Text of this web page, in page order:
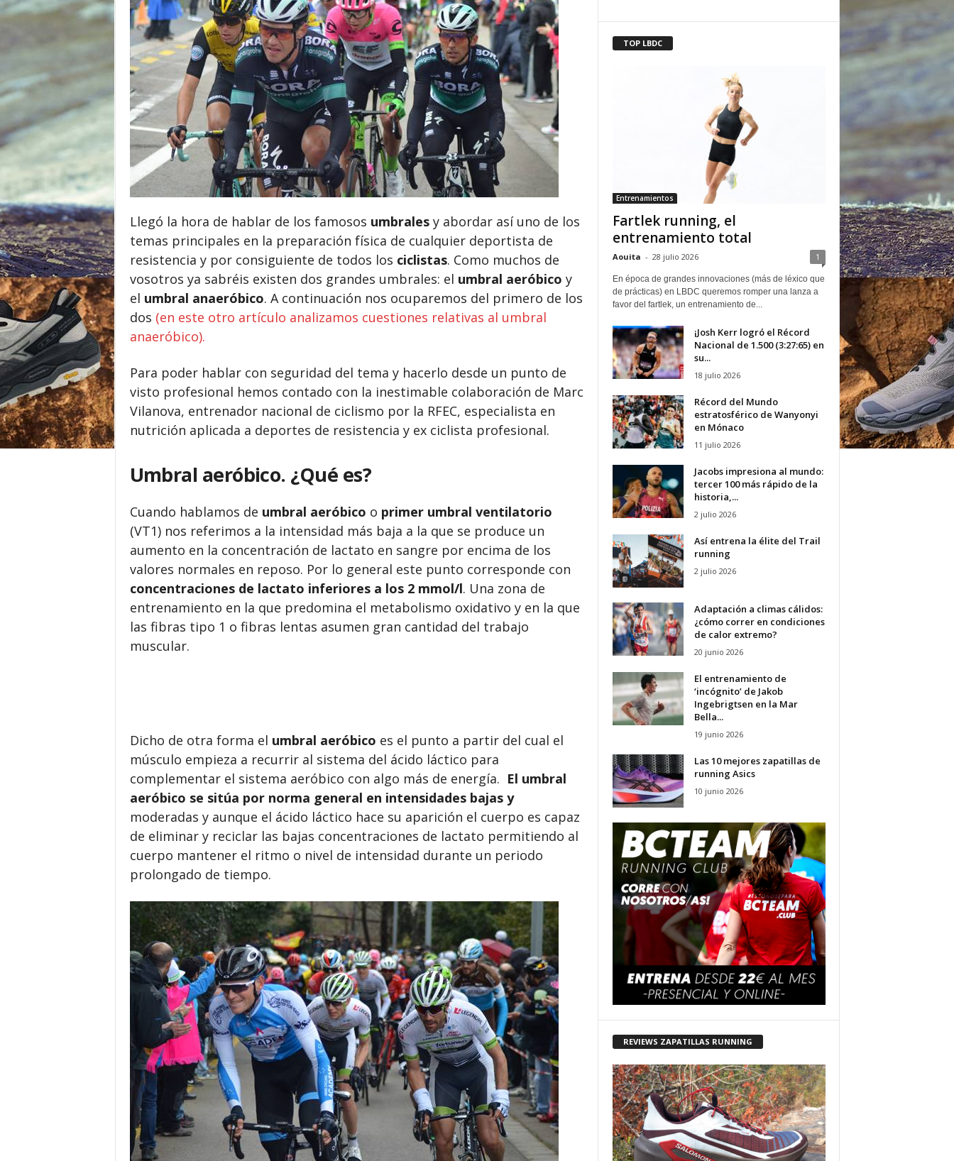
Llegó la hora de hablar de los famosos umbralesy abordar así uno de los
temas principales en la preparación física de cualquier deportista de
resistencia y por consiguiente de todos los ciclistas. Como muchos de
vosotros ya sabréis existen dos grandes umbrales: el umbral aeróbico y
el umbral anaeróbico. A continuación nos ocuparemos del primero de los
dos (en este otro artículo analizamos cuestiones relativas al umbral
anaeróbico).
Para poder hablar con seguridad del tema y hacerlo desde un punto de
visto profesional hemos contado con la inestimable colaboración de Marc
Vilanova, entrenador nacional de ciclismo por la RFEC, especialista en
nutrición aplicada a deportes de resistencia y ex ciclista profesional.
Umbral aeróbico. ¿Qué es?
Cuando hablamos de umbral aeróbico o primer umbral ventilatorio
(VT1) nos referimos a la intensidad más baja a la que se produce un
aumento en la concentración de lactato en sangre por encima de los
valores normales en reposo. Por lo general este punto corresponde con
concentraciones de lactato inferiores a los 2 mmol/l. Una zona de
entrenamiento en la que predomina el metabolismo oxidativo y en la que
las fibras tipo 1 o fibras lentas asumen gran cantidad del trabajo
muscular.
Dicho de otra forma el umbral aeróbico es el punto a partir del cual el
músculo empieza a recurrir al sistema del ácido láctico para
complementar el sistema aeróbico con algo más de energía. El umbral
aeróbico se sitúa por norma general en intensidades bajas y
moderadas y aunque el ácido láctico hace su aparición el cuerpo es capaz
de eliminar y reciclar las bajas concentraciones de lactato permitiendo al
cuerpo mantener el ritmo o nivel de intensidad durante un periodo
prolongado de tiempo.
TOP LBDC
Entrenamientos
Fartlek running, el
entrenamiento total
Aouita - 28 julio 2026 1
En época de grandes innovaciones (más de léxico que
de prácticas) en LBDC queremos romper una lanza a
favor del fartlek, un entrenamiento de...
¡Josh Kerr logró el Récord
Nacional de 1.500 (3:27:65) en
su...
18 julio 2026
Récord del Mundo
estratosférico de Wanyonyi
en Mónaco
11 julio 2026
Jacobs impresiona al mundo:
tercer 100 más rápido de la
historia,...
2 julio 2026
Así entrena la élite del Trail
running
2 julio 2026
Adaptación a climas cálidos:
¿cómo correr en condiciones
de calor extremo?
20 junio 2026
El entrenamiento de
‘incógnito’ de Jakob
Ingebrigtsen en la Mar
Bella...
19 junio 2026
Las 10 mejores zapatillas de
running Asics
10 junio 2026
REVIEWS ZAPATILLAS RUNNING